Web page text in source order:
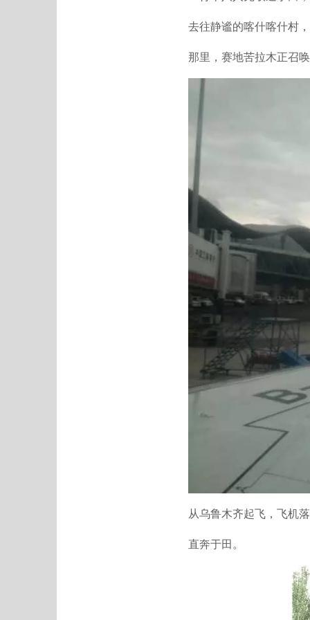
去往静谧的喀什喀什村，
那里，赛地苦拉木正召
从乌鲁木齐起飞，飞机
直奔于田。